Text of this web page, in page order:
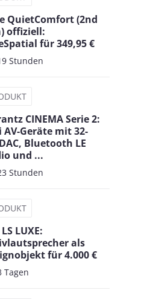
QuietComfort (2nd
offiziell:
für 349,95 €
Stunden
CINEMA Serie 2:
AV-Geräte mit 32-
Bluetooth LE
und ...
Stunden
LS LUXE:
als
für 4.000 €
Tagen